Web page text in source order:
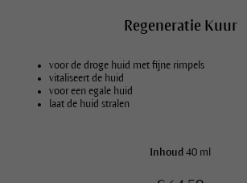
Regeneratie Kuur
voor de droge huid met fijne rimpels
vitaliseert de huid
voor een egale huid
laat de huid stralen
Inhoud 40 ml